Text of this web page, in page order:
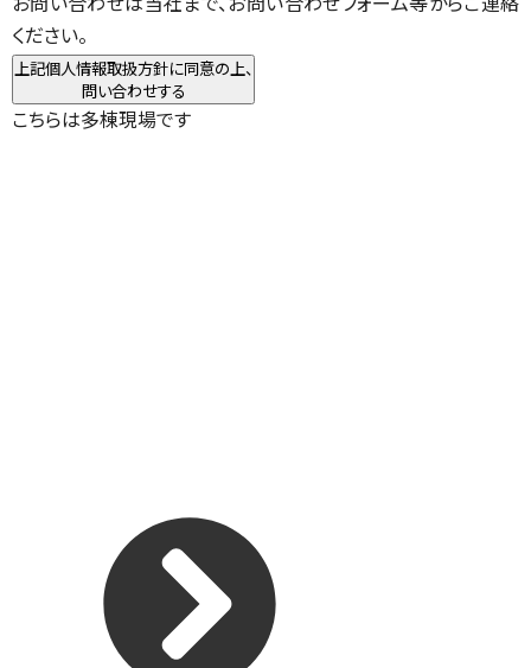
ください。
上記個人情報取扱方針に同意の上、
問い合わせする
こちらは多棟現場です